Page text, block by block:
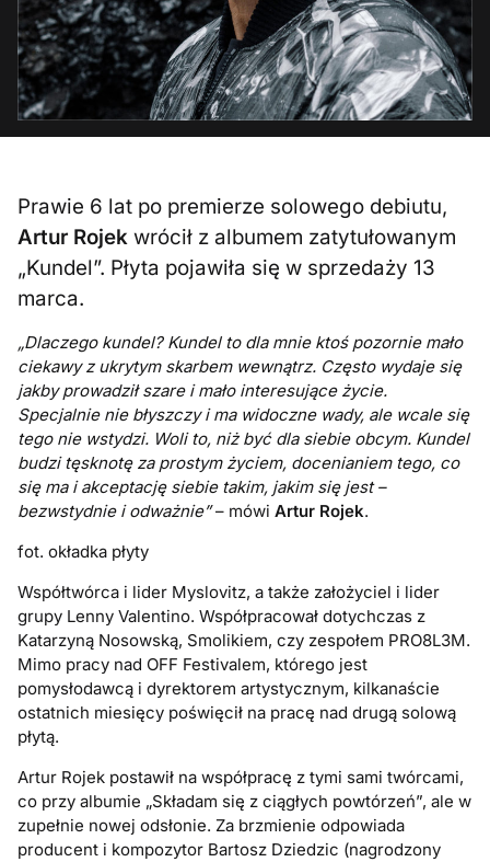
Prawie 6 lat po premierze solowego debiutu,
Artur Rojek wrócił z albumem zatytułowanym
„Kundel”. Płyta pojawiła się w sprzedaży 13
marca.
„Dlaczego kundel? Kundel to dla mnie ktoś pozornie mało
ciekawy z ukrytym skarbem wewnątrz. Często wydaje się
jakby prowadził szare i mało interesujące życie.
Specjalnie nie błyszczy i ma widoczne wady, ale wcale się
tego nie wstydzi. Woli to, niż być dla siebie obcym. Kundel
budzi tęsknotę za prostym życiem, docenianiem tego, co
się ma i akceptację siebie takim, jakim się jest –
bezwstydnie i odważnie”– mówi Artur Rojek.
fot. okładka płyty
Współtwórca i lider Myslovitz, a także założyciel i lider
grupy Lenny Valentino. Współpracował dotychczas z
Katarzyną Nosowską, Smolikiem, czy zespołem PRO8L3M.
Mimo pracy nad OFF Festivalem, którego jest
pomysłodawcą i dyrektorem artystycznym, kilkanaście
ostatnich miesięcy poświęcił na pracę nad drugą solową
płytą.
Artur Rojek postawił na współpracę z tymi sami twórcami,
co przy albumie „Składam się z ciągłych powtórzeń”, ale w
zupełnie nowej odsłonie. Za brzmienie odpowiada
producent i kompozytor Bartosz Dziedzic (nagrodzony